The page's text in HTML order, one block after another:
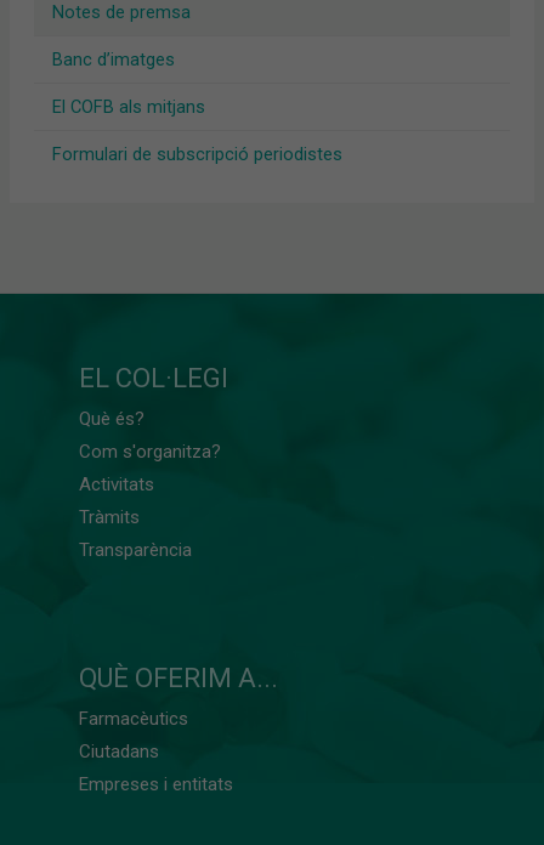
Notes de premsa
Banc d’imatges
El COFB als mitjans
Formulari de subscripció periodistes
EL COL·LEGI
Què és?
Com s'organitza?
Activitats
Tràmits
Transparència
QUÈ OFERIM A...
Farmacèutics
Ciutadans
Empreses i entitats